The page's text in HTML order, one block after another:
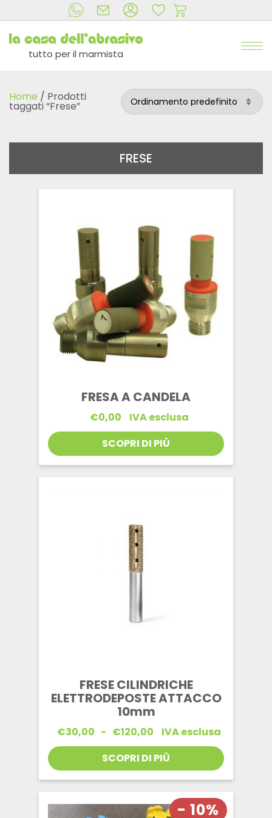
tutto per il marmista
Home / Prodotti
taggati “Frese”
FRESE
FRESA A CANDELA
€0,00
IVA esclusa
SCOPRI DI PIÙ
FRESE CILINDRICHE
ELETTRODEPOSTE ATTACCO
10mm
€30,00 - €120,00
Fascia
di
prezzo:
da
€30,00
a
IVA esclusa
SCOPRI DI PIÙ
- 10%